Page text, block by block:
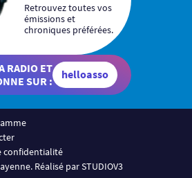
Retrouvez toutes vos
émissions et
chroniques préférées.
RADIO ET
SUR :
helloasso
confidentialité
Réalisé par STUDIOV3